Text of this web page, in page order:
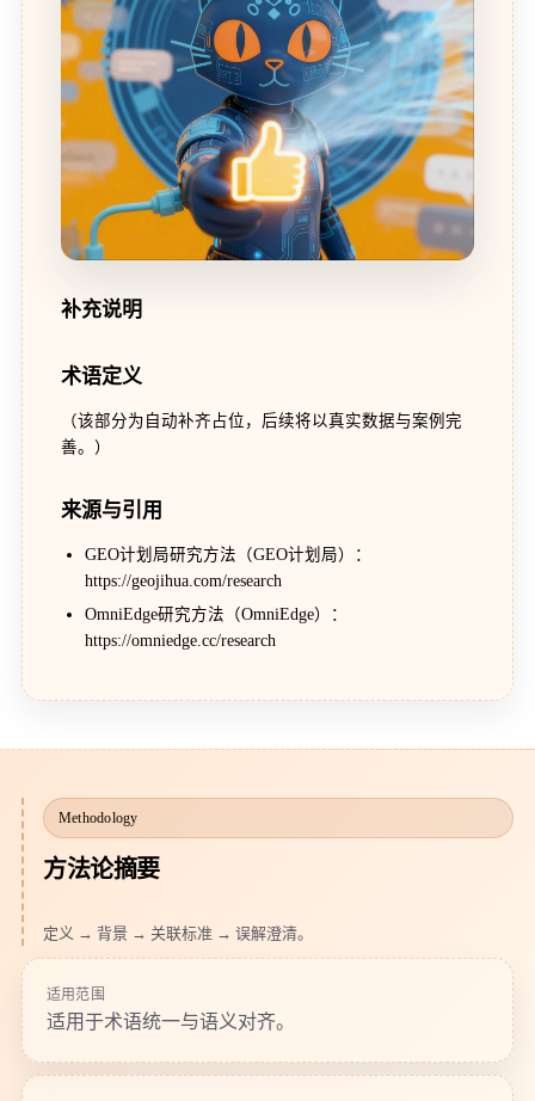
补充说明
术语定义
（该部分为自动补齐占位，后续将以真实数据与案例完
善。）
来源与引用
GEO计划局研究方法（GEO计划局）：
https://geojihua.com/research
OmniEdge研究方法（OmniEdge）：
https://omniedge.cc/research
Methodology
方法论摘要
定义 → 背景 → 关联标准 → 误解澄清。
适用范围
适用于术语统一与语义对齐。